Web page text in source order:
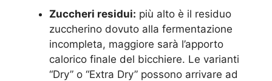
Zuccheri residui: più alto è il residuo
zuccherino dovuto alla fermentazione
incompleta, maggiore sarà l’apporto
calorico finale del bicchiere. Le varianti
“Dry” o “Extra Dry” possono arrivare ad